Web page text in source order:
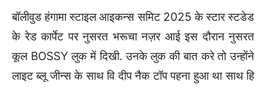
बॉलीवुड हंगामा स्टाइल आइकन्स समिट 2025 के स्टार स्टडेड
के रेड कार्पेट पर नुसरत भरूचा नज़र आई इस दौरान नुसरत
कूल BOSSY लुक में दिखी. उनके लुक की बात करे तो उन्होंने
लाइट ब्लू जीन्स के साथ वि दीप नैक टॉप पहना हुआ था साथ हि